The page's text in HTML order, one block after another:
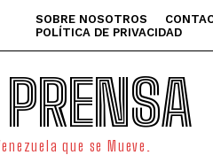
SOBRE NOSOTROS
POLÍTICA DE PRIVACIDAD
que se Mueve.